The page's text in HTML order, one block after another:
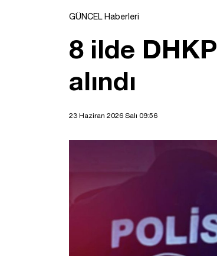
GÜNCEL Haberleri
8 ilde
alındı
23 Haziran 2026 Salı 09:56